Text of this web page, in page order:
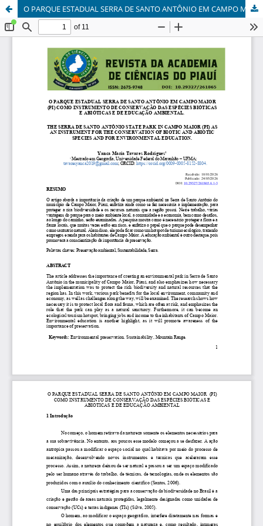
O PARQUE ESTADUAL SERRA DE SANTO ANTÔNIO EM CAMPO MAIOR (PI) COMO INSTRUMENTO DE CONSERVAÇÃO DAS ESPÉCIES BIÓTICAS E ABIÓTICAS E DE EDUCAÇÃO AMBIENTAL